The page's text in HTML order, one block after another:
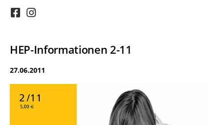
HEP-Informationen 2-11
27.06.2011